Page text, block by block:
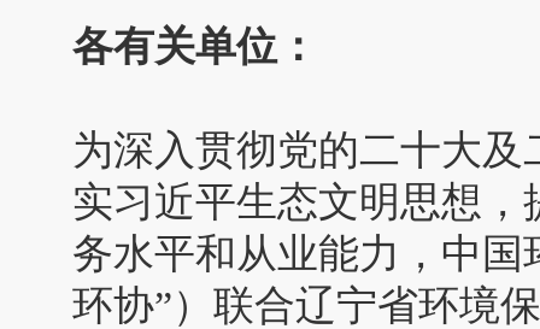
各有关单位：
为深入贯彻党的二十大
实习近平生态文明思想
务水平和从业能力，中
环协”）联合辽宁省环境